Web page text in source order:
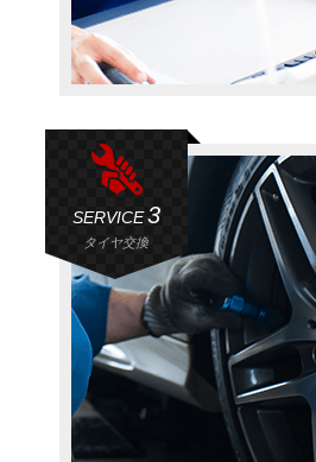
SERVICE3
タイヤ交換